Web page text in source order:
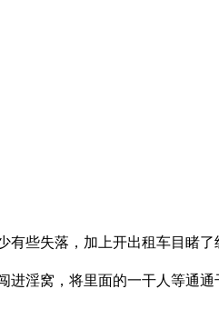
失落，加上开出租车目睹了
淫窝，将里面的一干人等通